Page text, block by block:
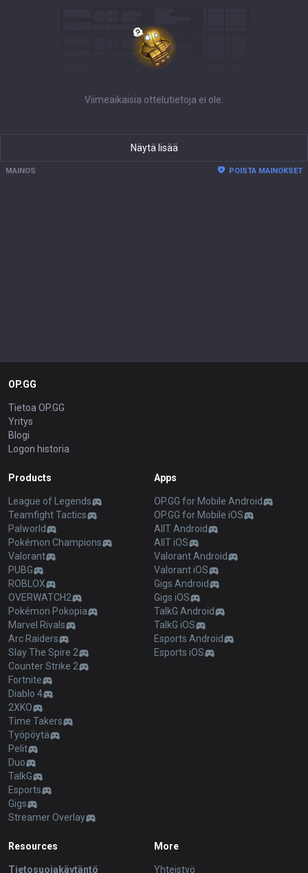
Viimeaikaisia ottelutietoja ei ole.
Näytä lisää
MAINOS POISTA MAINOKSET
OP.GG
Tietoa OP.GG
Yritys
Blogi
Logon historia
Products
League of Legends
Teamfight Tactics
Palworld
Pokémon Champions
Valorant
PUBG
ROBLOX
OVERWATCH2
Pokémon Pokopia
Marvel Rivals
Arc Raiders
Slay The Spire 2
Counter Strike 2
Fortnite
Diablo 4
2XKO
Time Takers
Työpöytä
Pelit
Duo
TalkG
Esports
Gigs
Streamer Overlay
Apps
OP.GG for Mobile Android
OP.GG for Mobile iOS
AllT Android
AllT iOS
Valorant Android
Valorant iOS
Gigs Android
Gigs iOS
TalkG Android
TalkG iOS
Esports Android
Esports iOS
Resources
Tietosuojakäytäntö
More
Yhteistyö